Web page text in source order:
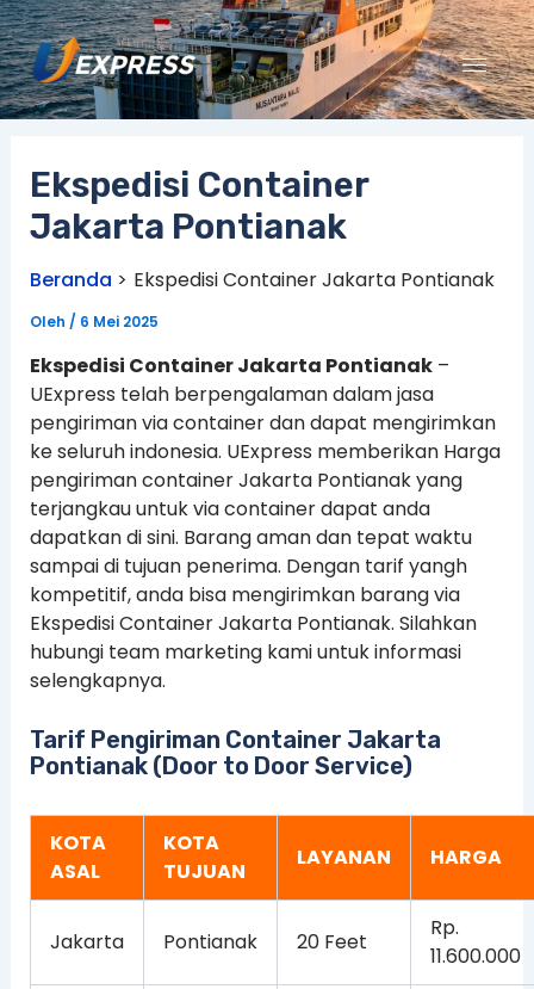
Lewati
ke
konten
Ekspedisi Container
Jakarta Pontianak
Beranda Ekspedisi Container Jakarta Pontianak
Oleh / 6 Mei 2025
Ekspedisi Container Jakarta Pontianak–
UExpress telah berpengalaman dalam jasa
pengiriman via container dan dapat mengirimkan
ke seluruh indonesia. UExpress memberikan Harga
pengiriman container Jakarta Pontianak yang
terjangkau untuk via container dapat anda
dapatkan di sini. Barang aman dan tepat waktu
sampai di tujuan penerima. Dengan tarif yangh
kompetitif, anda bisa mengirimkan barang via
Ekspedisi Container Jakarta Pontianak. Silahkan
hubungi team marketing kami untuk informasi
selengkapnya.
Tarif Pengiriman Container Jakarta
Pontianak (Door to Door Service)
KOTA
ASAL
KOTA
TUJUAN
LAYANAN HARGA
Jakarta Pontianak 20 Feet
Rp.
11.600.000